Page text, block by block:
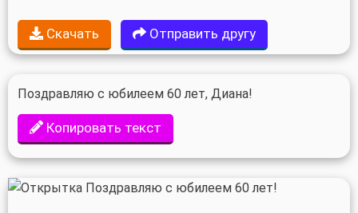
Скачать Отправить другу
Поздравляю с юбилеем 60 лет, Диана!
Копировать текст